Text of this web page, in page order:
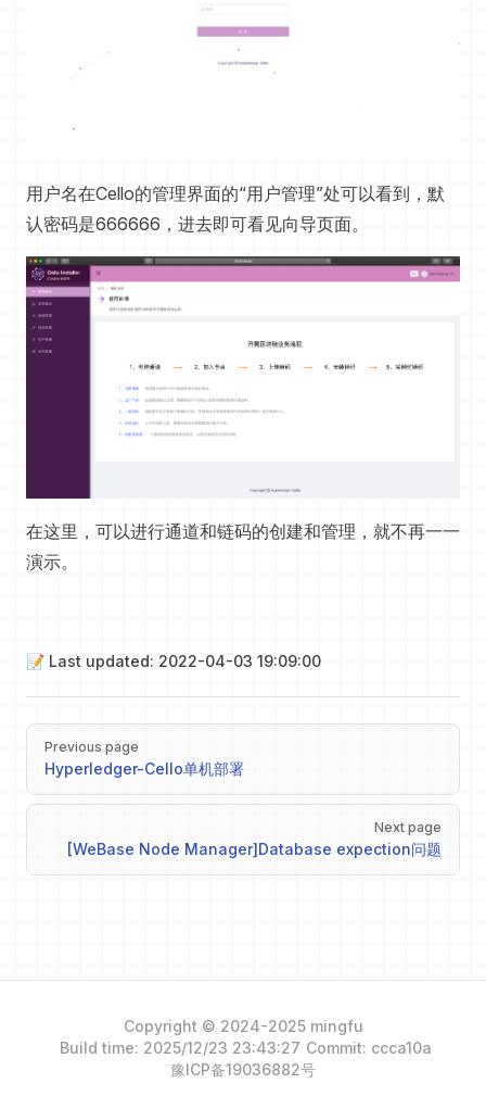
用户名在Cello的管理界面的“用户管理”处可以看到，默
认密码是666666，进去即可看见向导页面。
在这里，可以进行通道和链码的创建和管理，就不再一一
演示。
📝 Last updated: 2022-04-03 19:09:00
PagerPrevious page
Hyperledger-Cello单机部署
Next page
[WeBase Node Manager]Database expection问题
Copyright © 2024-2025 mingfu
Build time: 2025/12/23 23:43:27 Commit: ccca10a
豫ICP备19036882号